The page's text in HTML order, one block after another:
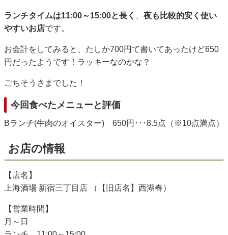
ランチタイムは11:00～15:00と長く
夜も比較的安く使い
やすいお店です。
お会計をしてみると、たしか700円て書いてあったけど650
円だったようです！ラッキーなのかな？
ごちそうさまでした！
今回食べたメニューと評価
Bランチ(牛肉のオイスター) 650円･･･8.5点（※10点満点）
お店の情報
【店名】
上海酒場 新宿三丁目店 （【旧店名】西湖春）
【営業時間】
月～日